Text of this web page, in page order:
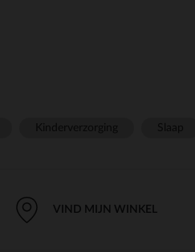
VIND MIJN WINKEL